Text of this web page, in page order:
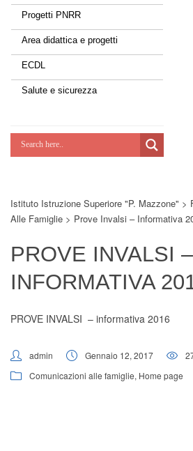
Estate a scuola
Scuola d'estate
Lab Green
Potenziamoci
Progetti PNRR
Area didattica e progetti
ECDL
Salute e sicurezza
Istituto Istruzione Superiore "P. Mazzone" >
Alle Famiglie > Prove Invalsi – Informativa
PROVE INVALSI –
INFORMATIVA
PROVE INVALSI – informativa 2016
admin Gennaio 12, 2017
Comunicazioni alle famiglie, Home page